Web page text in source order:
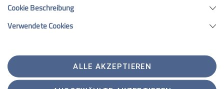
Sektion Rosenheim des Deutschen Alpenvereins e.V.
Telefon +4980312716030
Cookie Beschreibung
Verwendete Cookies
ALLE AKZEPTIEREN